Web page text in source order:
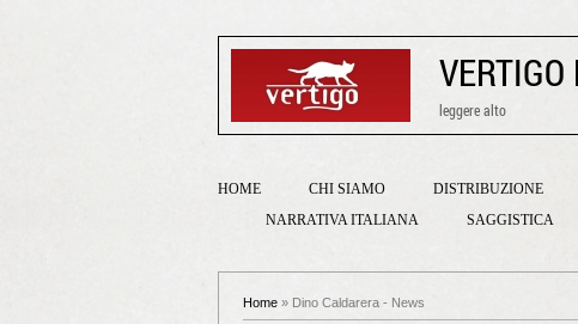
VERTIGO
leggere alto
HOME CHI SIAMO DISTRIBUZIONE
NARRATIVA ITALIANA
SAGGISTICA
Home » Dino Caldarera - News